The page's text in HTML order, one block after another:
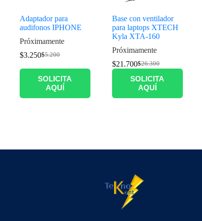
Adaptador para
audifonos IPHONE
Próximamente
$5.200
$3.250
SOLICITA
AQUÍ
Base con ventilador
para laptops XTECH
Kyla XTA-160
Próximamente
$26.300
$21.700
SOLICITA
AQUÍ